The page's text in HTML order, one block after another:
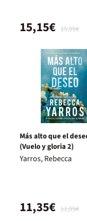
15,95€
15,15€
Más alto que el
(Vuelo y gloria 2)
Yarros, Rebecca
11,95€
11,35€